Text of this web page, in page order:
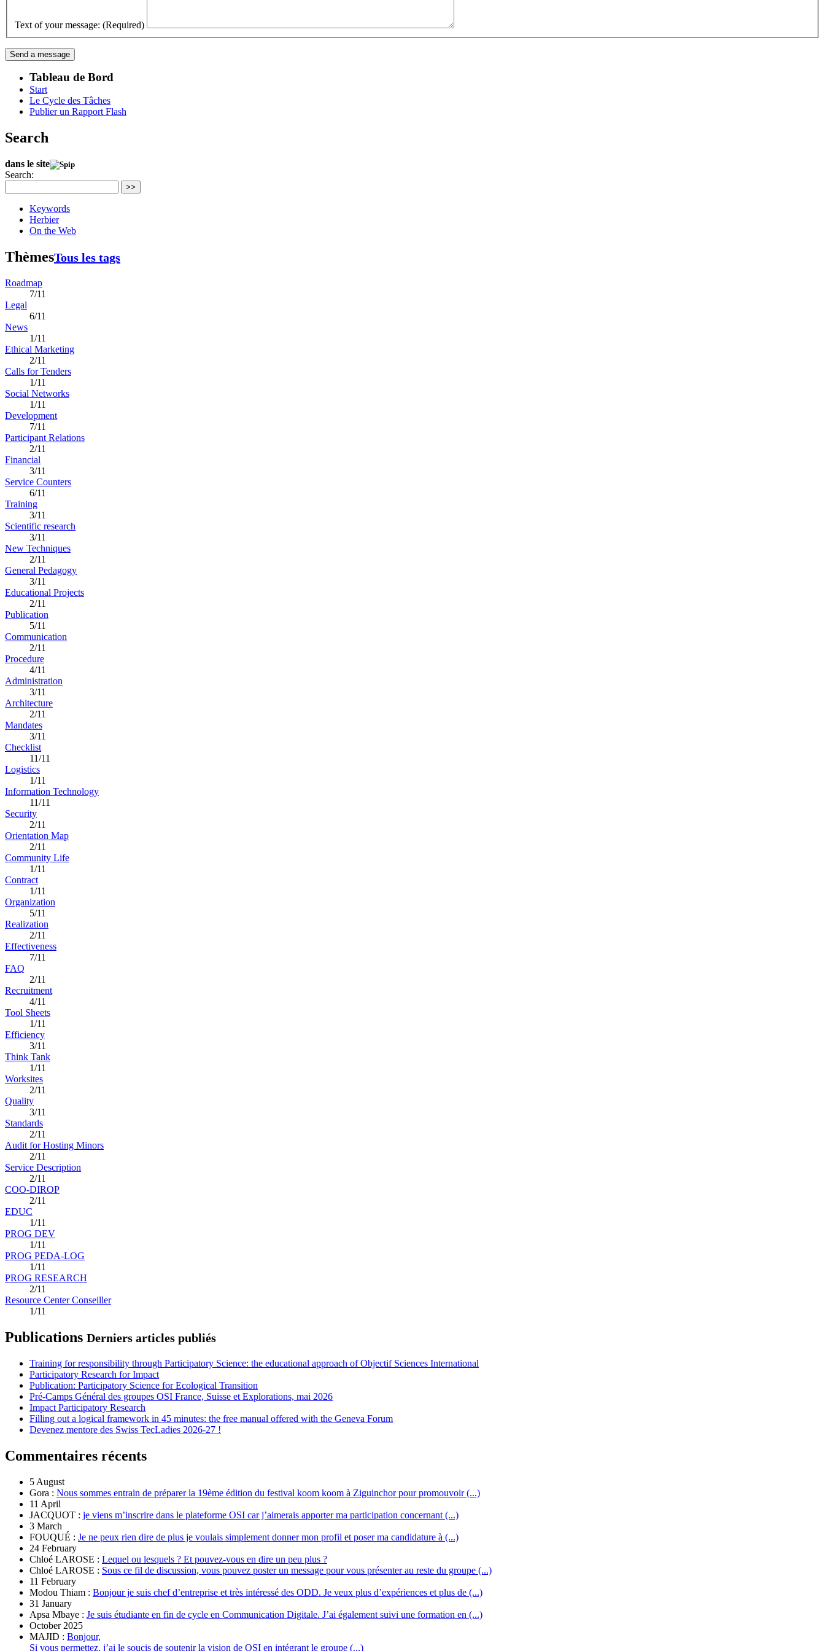
Text of your message: (Required)
Tableau de Bord
Start
Le Cycle des Tâches
Publier un Rapport Flash
Search
dans le site
Search:
>>
Keywords
Herbier
On the Web
ThèmesTous les tags
Roadmap
7/11
Legal
6/11
News
1/11
Ethical Marketing
2/11
Calls for Tenders
1/11
Social Networks
1/11
Development
7/11
Participant Relations
2/11
Financial
3/11
Service Counters
6/11
Training
3/11
Scientific research
3/11
New Techniques
2/11
General Pedagogy
3/11
Educational Projects
2/11
Publication
5/11
Communication
2/11
Procedure
4/11
Administration
3/11
Architecture
2/11
Mandates
3/11
Checklist
11/11
Logistics
1/11
Information Technology
11/11
Security
2/11
Orientation Map
2/11
Community Life
1/11
Contract
1/11
Organization
5/11
Realization
2/11
Effectiveness
7/11
FAQ
2/11
Recruitment
4/11
Tool Sheets
1/11
Efficiency
3/11
Think Tank
1/11
Worksites
2/11
Quality
3/11
Standards
2/11
Audit for Hosting Minors
2/11
Service Description
2/11
COO-DIROP
2/11
EDUC
1/11
PROG DEV
1/11
PROG PEDA-LOG
1/11
PROG RESEARCH
2/11
Resource Center Conseiller
1/11
Publications Derniers articles publiés
Training for responsibility through Participatory Science: the educational approach of Objectif Sciences International
Participatory Research for Impact
Publication: Participatory Science for Ecological Transition
Pré-Camps Général des groupes OSI France, Suisse et Explorations, mai 2026
Impact Participatory Research
Filling out a logical framework in 45 minutes: the free manual offered with the Geneva Forum
Devenez mentore des Swiss TecLadies 2026-27 !
Commentaires récents
5 August
Gora : Nous sommes entrain de préparer la 19ème édition du festival koom koom à Ziguinchor pour promouvoir (...)
11 April
JACQUOT : je viens m’inscrire dans le plateforme OSI car j’aimerais apporter ma participation concernant (...)
3 March
FOUQUÉ : Je ne peux rien dire de plus je voulais simplement donner mon profil et poser ma candidature à (...)
24 February
Chloé LAROSE : Lequel ou lesquels ? Et pouvez-vous en dire un peu plus ?
Chloé LAROSE : Sous ce fil de discussion, vous pouvez poster un message pour vous présenter au reste du groupe (...)
11 February
Modou Thiam : Bonjour je suis chef d’entreprise et très intéressé des ODD. Je veux plus d’expériences et plus de (...)
31 January
Apsa Mbaye : Je suis étudiante en fin de cycle en Communication Digitale. J’ai également suivi une formation en (...)
October 2025
MAJID : Bonjour,
Si vous permettez, j’ai le soucis de soutenir la vision de OSI en intégrant le groupe (...)